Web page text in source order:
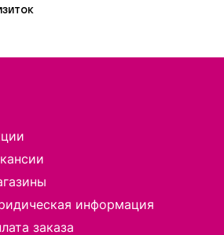
информация
заказа